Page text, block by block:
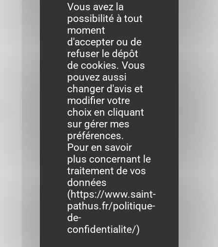
Vous avez la
possibilité à tout
moment
d'accepter ou de
refuser le dépôt
de cookies. Vous
pouvez aussi
changer d'avis et
modifier votre
choix en cliquant
sur gérer mes
préférences.
Pour en savoir
plus concernant le
traitement de vos
données
(https://www.saint-
pathus.fr/politique-
de-
confidentialite/)